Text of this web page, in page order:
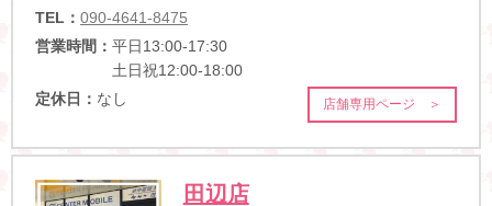
TEL： 090-4641-8475
営業時間： 平日13:00-17:30
土日祝12:00-18:00
定休日： なし 店舗専用ページ ＞
田辺店